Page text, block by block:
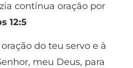
contínua oração por
12:5
do teu servo e à
meu Deus, para